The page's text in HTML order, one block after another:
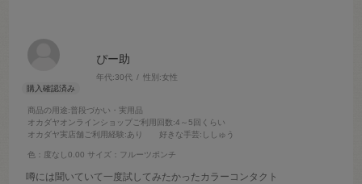
ぴー助
年代:30代 性別:女性
商品の用途:普段づかい・実用品
オカダヤオンラインショップご利用回数:4～5回くらい
オカダヤ実店舗ご利用経験:あり 好きな手芸:ししゅう
色：度なし0.00 サイズ：フルーツポンチ
噂には聞いていて一度試してみたかったカラーコンタクト